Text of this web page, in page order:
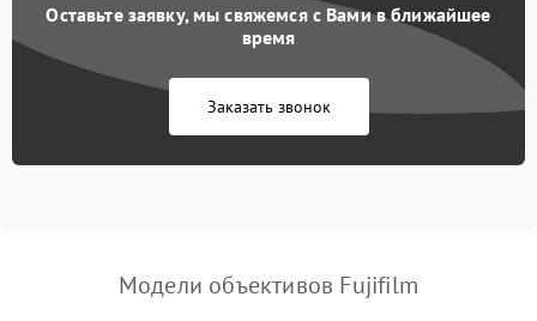
Оставьте заявку, мы свяжемся с Вами в ближайшее
время
Заказать звонок
Модели объективов Fujifilm